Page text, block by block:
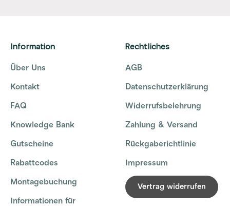
Information
Über Uns
Kontakt
FAQ
Knowledge Bank
Gutscheine
Rabattcodes
Montagebuchung
Informationen für
Rechtliches
AGB
Datenschutzerklärung
Widerrufsbelehrung
Zahlung & Versand
Rückgaberichtlinie
Impressum
Vertrag widerrufen